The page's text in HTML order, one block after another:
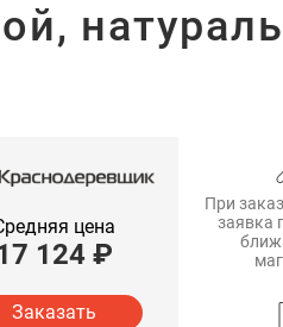
цена
124 ₽
Заказать
При
заявка